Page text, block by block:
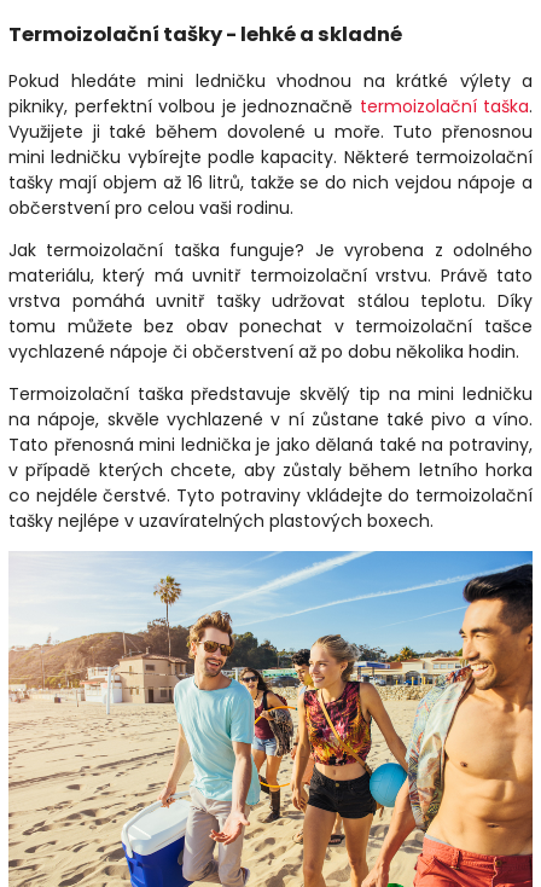
Termoizolační tašky - lehké a skladné
Pokud hledáte mini ledničku vhodnou na krátké výlety a
pikniky, perfektní volbou je jednoznačně termoizolační taška.
Využijete ji také během dovolené u moře. Tuto přenosnou
mini ledničku vybírejte podle kapacity. Některé termoizolační
tašky mají objem až 16 litrů, takže se do nich vejdou nápoje a
občerstvení pro celou vaši rodinu.
Jak termoizolační taška funguje? Je vyrobena z odolného
materiálu, který má uvnitř termoizolační vrstvu. Právě tato
vrstva pomáhá uvnitř tašky udržovat stálou teplotu. Díky
tomu můžete bez obav ponechat v termoizolační tašce
vychlazené nápoje či občerstvení až po dobu několika hodin.
Termoizolační taška představuje skvělý tip na mini ledničku
na nápoje, skvěle vychlazené v ní zůstane také pivo a víno.
Tato přenosná mini lednička je jako dělaná také na potraviny,
v případě kterých chcete, aby zůstaly během letního horka
co nejdéle čerstvé. Tyto potraviny vkládejte do termoizolační
tašky nejlépe v uzavíratelných plastových boxech.